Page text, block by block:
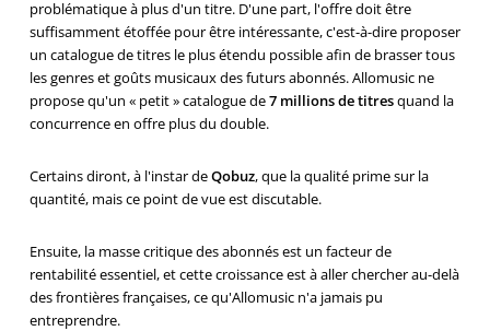
problématique à plus d'un titre. D'une part, l'offre doit être
suffisamment étoffée pour être intéressante, c'est-à-dire proposer
un catalogue de titres le plus étendu possible afin de brasser tous
les genres et goûts musicaux des futurs abonnés. Allomusic ne
propose qu'un « petit » catalogue de7 millions de titresquand la
concurrence en offre plus du double.
Certains diront, à l'instar deQobuz, que la qualité prime sur la
quantité, mais ce point de vue est discutable.
Ensuite, la masse critique des abonnés est un facteur de
rentabilité essentiel, et cette croissance est à aller chercher au-delà
des frontières françaises, ce qu'Allomusic n'a jamais pu
entreprendre.